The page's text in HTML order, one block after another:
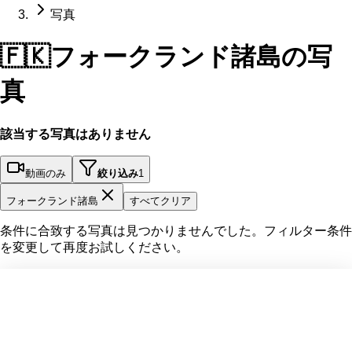
写真
🇫🇰フォークランド諸島の写
真
該当する写真はありません
動画のみ 絞り込み1
フォークランド諸島 すべてクリア
条件に合致する写真は見つかりませんでした。フィルター条件
を変更して再度お試しください。